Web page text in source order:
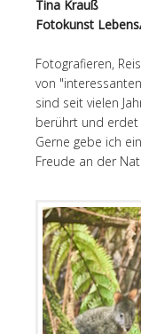
Tina Krauß
Fotokunst
Fotografieren,
von
sind seit vielen
berührt und erdet
Gerne gebe ich
Freude an der